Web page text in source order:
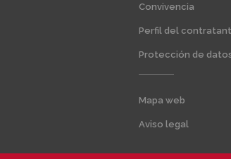
Convivencia
Perfil del
Protección de
Mapa web
Aviso legal